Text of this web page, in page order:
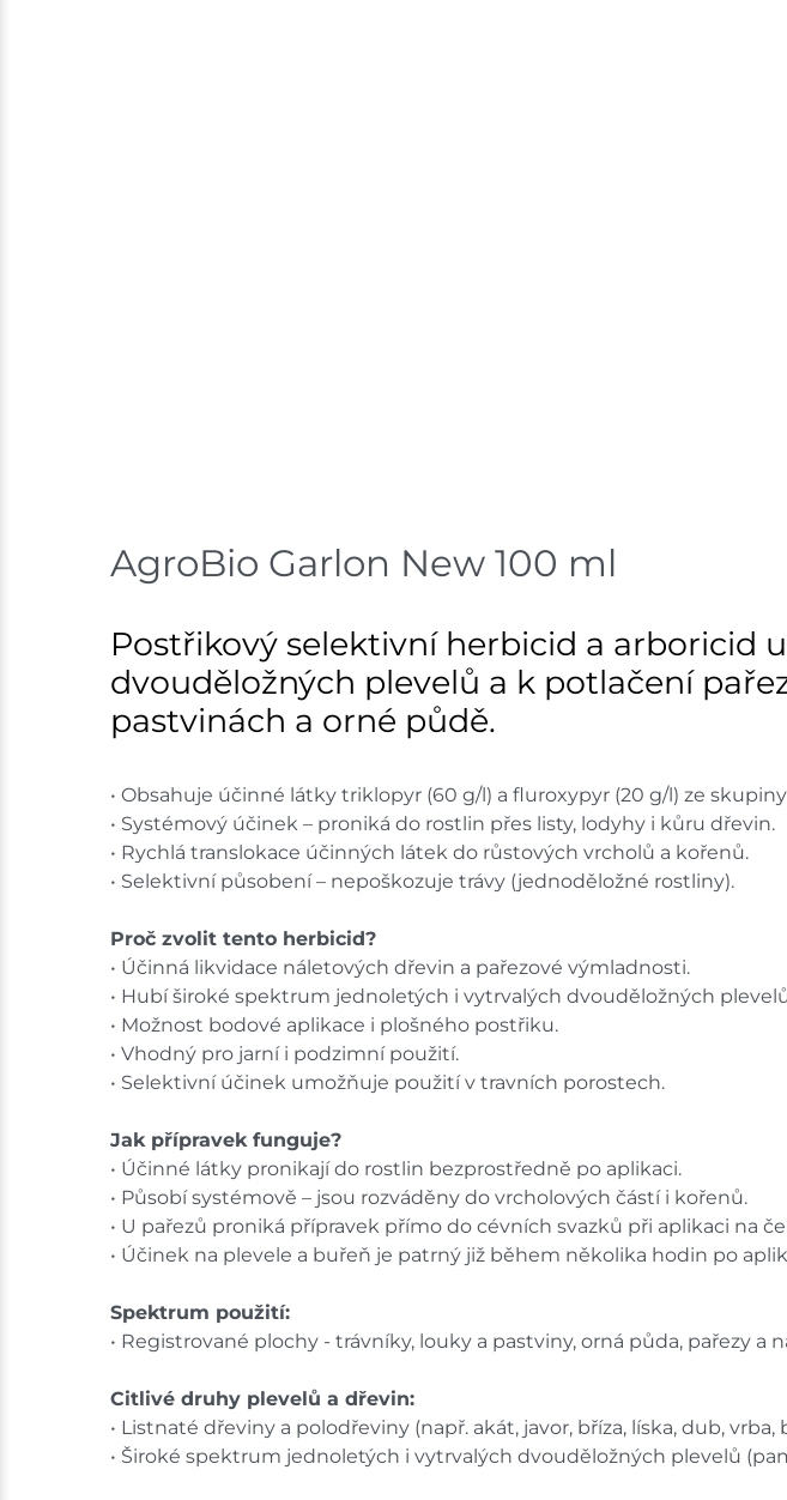
AgroBio Garlon New 100 ml
Postřikový selektivní herbicid a arboricid
dvouděložných plevelů a k potlačení
pastvinách a orné půdě.
• Obsahuje účinné látky triklopyr (60 g/l) a fluroxypyr (20 g/l) ze
• Systémový účinek – proniká do rostlin přes listy, lodyhy i kůru dřevin.
• Rychlá translokace účinných látek do růstových vrcholů a kořenů.
• Selektivní působení – nepoškozuje trávy (jednoděložné rostliny).
Proč zvolit tento herbicid?
• Účinná likvidace náletových dřevin a pařezové výmladnosti.
• Hubí široké spektrum jednoletých i vytrvalých dvouděložných
• Možnost bodové aplikace i plošného postřiku.
• Vhodný pro jarní i podzimní použití.
• Selektivní účinek umožňuje použití v travních porostech.
Jak přípravek funguje?
• Účinné látky pronikají do rostlin bezprostředně po aplikaci.
• Působí systémově – jsou rozváděny do vrcholových částí i kořenů.
• U pařezů proniká přípravek přímo do cévních svazků při aplikaci na
• Účinek na plevele a buřeň je patrný již během několika hodin po
Spektrum použití:
• Registrované plochy - trávníky, louky a pastviny, orná půda, pařezy a
Citlivé druhy plevelů a dřevin:
• Listnaté dřeviny a polodřeviny (např. akát, javor, bříza, líska, dub,
• Široké spektrum jednoletých i vytrvalých dvouděložných plevelů